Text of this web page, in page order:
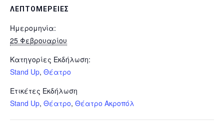
ΛΕΠΤΟΜΈΡΕΙΕΣ
Ημερομηνία:
25 Φεβρουαρίου
Κατηγορίες Εκδήλωση:
Stand Up, Θέατρο
Ετικέτες Εκδήλωση
Stand Up, Θέατρο, Θέατρο Ακροπόλ